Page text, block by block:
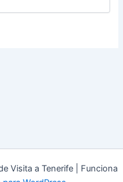
Visita a Tenerife | Funciona